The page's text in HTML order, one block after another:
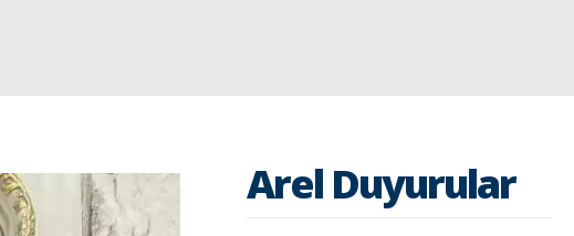
Arel Duyurular